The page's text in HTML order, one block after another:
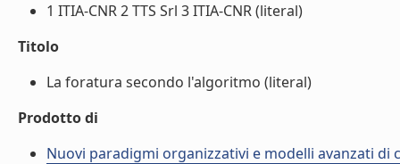
1 ITIA-CNR 2 TTS Srl 3 ITIA-CNR (literal)
Titolo
La foratura secondo l'algoritmo (literal)
Prodotto di
Nuovi paradigmi organizzativi e modelli avanzati di